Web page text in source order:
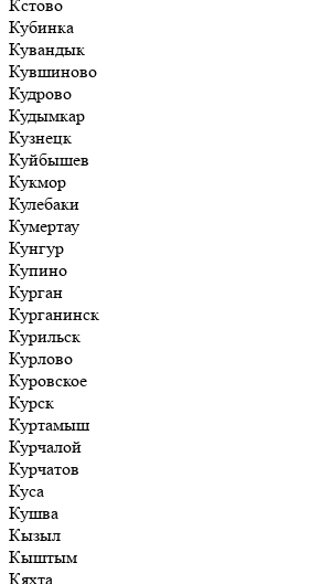
Кстово
Кубинка
Кувандык
Кувшиново
Кудрово
Кудымкар
Кузнецк
Куйбышев
Кукмор
Кулебаки
Кумертау
Кунгур
Купино
Курган
Курганинск
Курильск
Курлово
Куровское
Курск
Куртамыш
Курчалой
Курчатов
Куса
Кушва
Кызыл
Кыштым
Кяхта